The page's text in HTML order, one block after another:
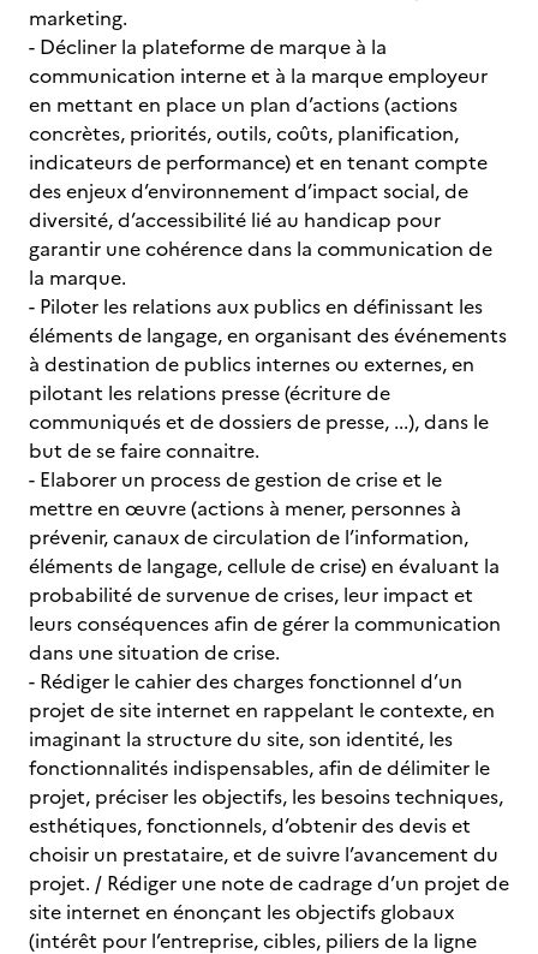
marketing.
- Décliner la plateforme de marque à la
communication interne et à la marque employeur
en mettant en place un plan d’actions (actions
concrètes, priorités, outils, coûts, planification,
indicateurs de performance) et en tenant compte
des enjeux d’environnement d’impact social, de
diversité, d’accessibilité lié au handicap pour
garantir une cohérence dans la communication de
la marque.
- Piloter les relations aux publics en définissant les
éléments de langage, en organisant des événements
à destination de publics internes ou externes, en
pilotant les relations presse (écriture de
communiqués et de dossiers de presse, ...), dans le
but de se faire connaitre.
- Elaborer un process de gestion de crise et le
mettre en œuvre (actions à mener, personnes à
prévenir, canaux de circulation de l’information,
éléments de langage, cellule de crise) en évaluant la
probabilité de survenue de crises, leur impact et
leurs conséquences afin de gérer la communication
dans une situation de crise.
- Rédiger le cahier des charges fonctionnel d’un
projet de site internet en rappelant le contexte, en
imaginant la structure du site, son identité, les
fonctionnalités indispensables, afin de délimiter le
projet, préciser les objectifs, les besoins techniques,
esthétiques, fonctionnels, d’obtenir des devis et
choisir un prestataire, et de suivre l’avancement du
projet. / Rédiger une note de cadrage d’un projet de
site internet en énonçant les objectifs globaux
(intérêt pour l’entreprise, cibles, piliers de la ligne